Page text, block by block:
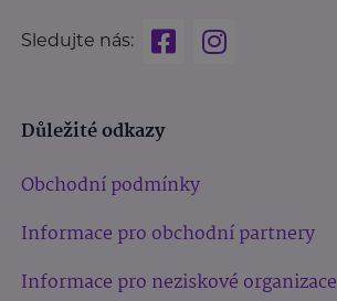
Sledujte nás:
Důležité odkazy
Obchodní podmínky
Informace pro obchodní partnery
Informace pro neziskové organizace